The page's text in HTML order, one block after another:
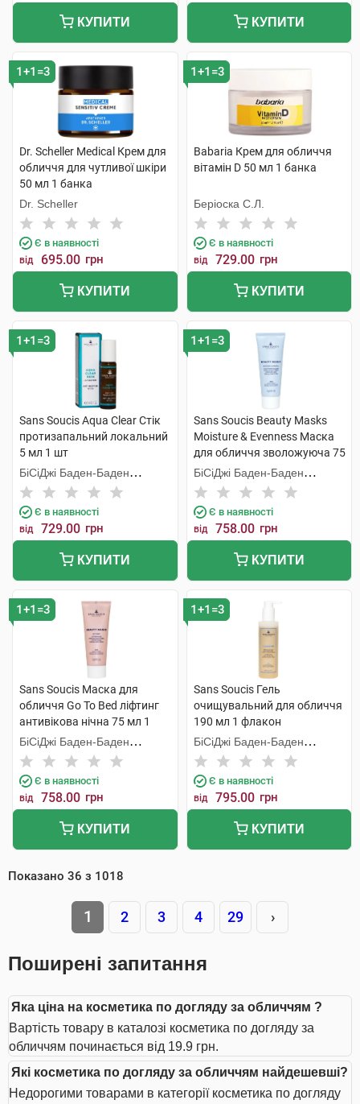
КУПИТИ КУПИТИ
1+1=3
Dr. Scheller Medical Крем для
обличчя для чутливої шкіри
50 мл 1 банка
Dr. Scheller
Є в наявності
від 695.00 грн
КУПИТИ
1+1=3
Babaria Крем для обличчя
вітамін D 50 мл 1 банка
Беріоска С.Л.
Є в наявності
від 729.00 грн
КУПИТИ
1+1=3
Sans Soucis Aqua Clear Стік
протизапальний локальний
5 мл 1 шт
БіСіДжі Баден-Баден
Косметікс Груп Гмбх
Є в наявності
від 729.00 грн
КУПИТИ
1+1=3
Sans Soucis Beauty Masks
Moisture & Evenness Маска
для обличчя зволожуюча 75
мл 1 туба
БіСіДжі Баден-Баден
Косметікс Груп Гмбх
Є в наявності
від 758.00 грн
КУПИТИ
1+1=3
Sans Soucis Маска для
обличчя Go To Bed ліфтинг
антивікова нічна 75 мл 1
туба
БіСіДжі Баден-Баден
Косметікс Груп Гмбх
Є в наявності
від 758.00 грн
КУПИТИ
1+1=3
Sans Soucis Гель
очищувальний для обличчя
190 мл 1 флакон
БіСіДжі Баден-Баден
Косметікс Груп Гмбх
Є в наявності
від 795.00 грн
КУПИТИ
Показано 36 з 1018
1 2 3 4 29 ›
Поширені запитання
Яка ціна на косметика по догляду за обличчям ?
Вартість товару в каталозі косметика по догляду за
обличчям починається від 19.9 грн.
Які косметика по догляду за обличчям найдешевші?
Недорогими товарами в категорії косметика по догляду